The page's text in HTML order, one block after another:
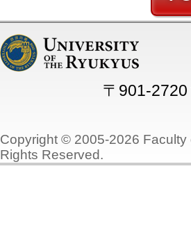
〒901-
Copyright © 2005-2026
Rights Reserved.